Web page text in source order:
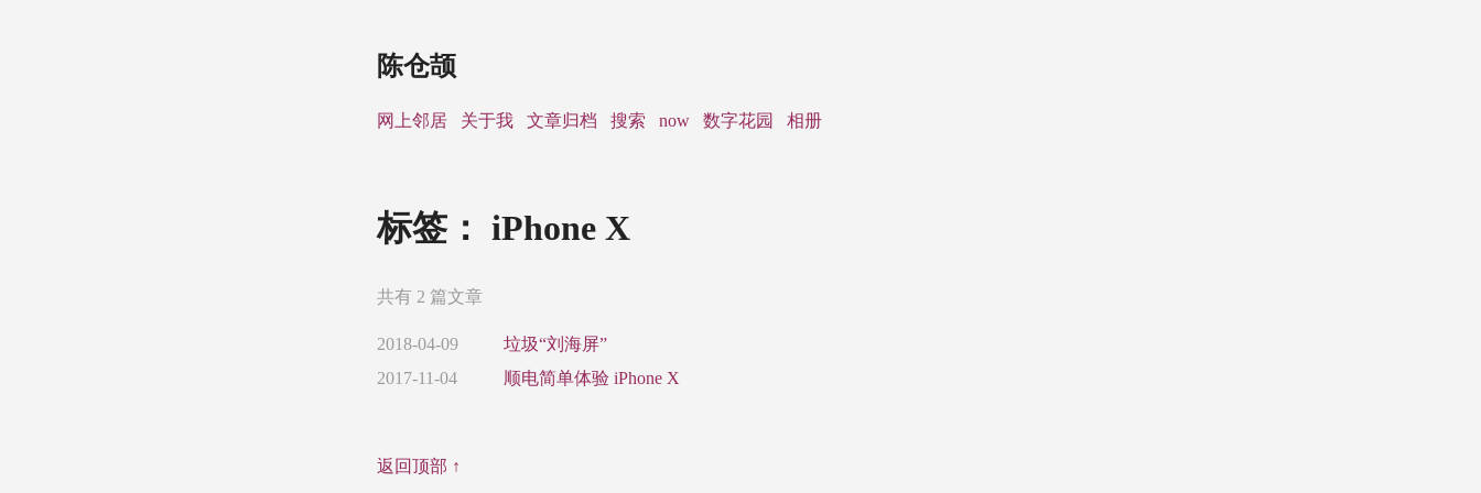
陈仓颉
网上邻居 关于我 文章归档 搜索 now 数字花园 相册
标签： iPhone X
共有 2 篇文章
2018-04-09
垃圾“刘海屏”
2017-11-04
顺电简单体验 iPhone X
返回顶部 ↑